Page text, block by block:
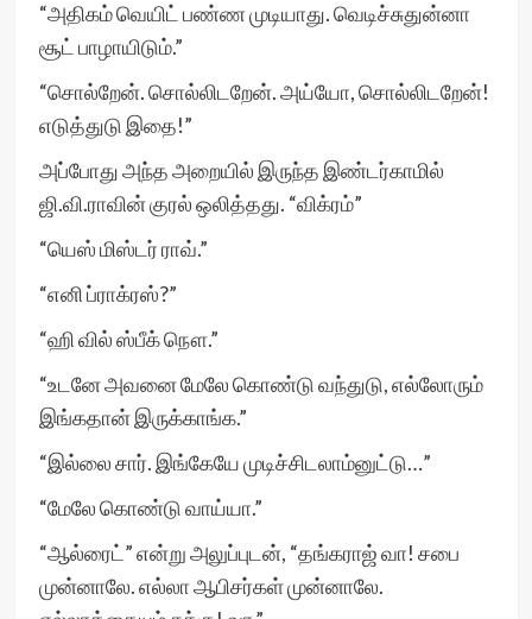
“அதிகம் வெயிட் பண்ண முடியாது. வெடிச்சுதுன்னா
சூட் பாழாயிடும்.”
“சொல்றேன். சொல்லிடறேன். அய்யோ, சொல்லிடறேன்!
எடுத்துடு இதை!”
அப்போது அந்த அறையில் இருந்த இண்டர்காமில்
ஜி.வி.ராவின் குரல் ஒலித்தது. “விக்ரம்”
“யெஸ் மிஸ்டர் ராவ்.”
“எனி ப்ராக்ரஸ்?”
“ஹி வில் ஸ்பீக் நௌ.”
“உடனே அவனை மேலே கொண்டு வந்துடு, எல்லோரும்
இங்கதான் இருக்காங்க.”
“இல்லை சார். இங்கேயே முடிச்சிடலாம்னுட்டு…”
“மேலே கொண்டு வாய்யா.”
“ஆல்ரைட்” என்று அலுப்புடன், “தங்கராஜ் வா! சபை
முன்னாலே. எல்லா ஆபிசர்கள் முன்னாலே.